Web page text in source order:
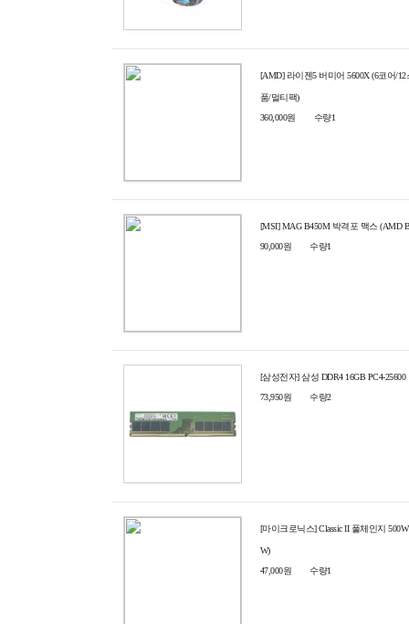
[AMD] 라이젠5 버미어 5600X (6코어/
품/멀티팩)
360,000원
수량1
[MSI] MAG B450M 박격포 맥스 (AMD
90,000원
수량1
[삼성전자] 삼성 DDR4 16GB PC4-25600
73,950원
수량2
[마이크로닉스] Classic II 풀체인지
W)
47,000원
수량1